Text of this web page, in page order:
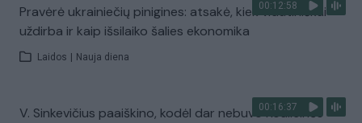
00:12:58
Pravėrė ukrainiečių pinigines: atsakė, kiek vidutiniškai
uždirba ir kaip išsilaiko šalies ekonomika
Laidos Nauja diena
00:16:37
V. Sinkevičius paaiškino, kodėl dar nebuvo Koalicinės